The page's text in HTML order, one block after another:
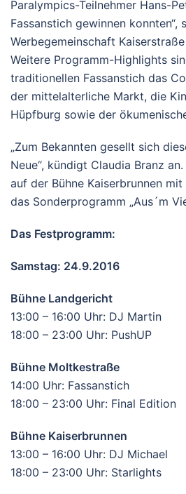
Paralympics-Teilnehmer Hans-
Fassanstich gewinnen
Werbegemeinschaft
Weitere Programm-Highlights
traditionellen Fassanstich das
der mittelalterliche Markt, die
Hüpfburg sowie der
„Zum Bekannten gesellt sich
Neue“, kündigt Claudia Branz
auf der Bühne Kaiserbrunnen
das Sonderprogramm „Aus´m
Das Festprogramm:
Samstag: 24.9.2016
Bühne Landgericht
13:00 – 16:00 Uhr: DJ Martin
18:00 – 23:00 Uhr: PushUP
Bühne Moltkestraße
14:00 Uhr: Fassanstich
18:00 – 23:00 Uhr: Final Edition
Bühne Kaiserbrunnen
13:00 – 16:00 Uhr: DJ Michael
18:00 – 23:00 Uhr: Starlights